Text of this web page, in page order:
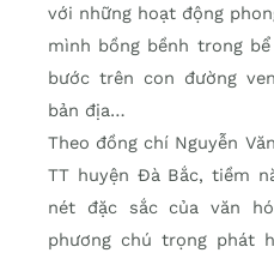
với những hoạt động
mình bồng bềnh trong
bước trên con đường
bản địa…
Theo đồng chí Nguyễn
TT huyện Đà Bắc, tiềm
nét đặc sắc của văn
phương chú trọng phát